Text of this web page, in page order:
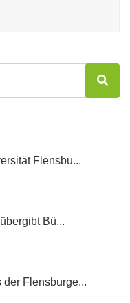
Flensbu...
Bü...
der Flensburge...